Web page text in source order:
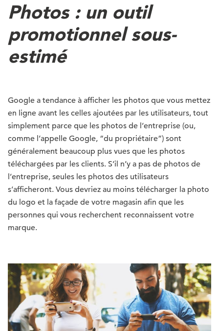
Photos : un outil
promotionnel sous-
estimé
Google a tendance à afficher les photos que vous mettez
en ligne avant les celles ajoutées par les utilisateurs, tout
simplement parce que les photos de l’entreprise (ou,
comme l’appelle Google, “du propriétaire”) sont
généralement beaucoup plus vues que les photos
téléchargées par les clients. S’il n’y a pas de photos de
l’entreprise, seules les photos des utilisateurs
s’afficheront. Vous devriez au moins télécharger la photo
du logo et la façade de votre magasin afin que les
personnes qui vous recherchent reconnaissent votre
marque.